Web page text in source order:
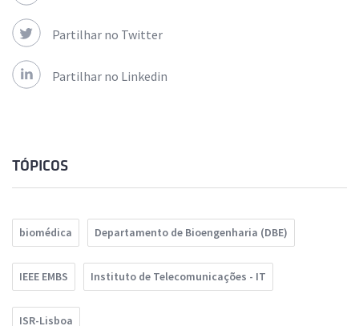
Partilhar no Twitter
Partilhar no Linkedin
TÓPICOS
biomédica Departamento de Bioengenharia (DBE)
IEEE EMBS Instituto de Telecomunicações - IT
ISR-Lisboa